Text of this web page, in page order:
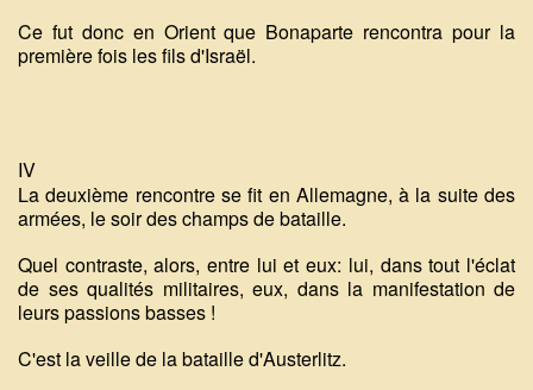
Ce fut donc en Orient que Bonaparte rencontra pour la
première fois les fils d'Israël.
IV
La deuxième rencontre se fit en Allemagne, à la suite des
armées, le soir des champs de bataille.
Quel contraste, alors, entre lui et eux: lui, dans tout l'éclat
de ses qualités militaires, eux, dans la manifestation de
leurs passions basses !
C'est la veille de la bataille d'Austerlitz.